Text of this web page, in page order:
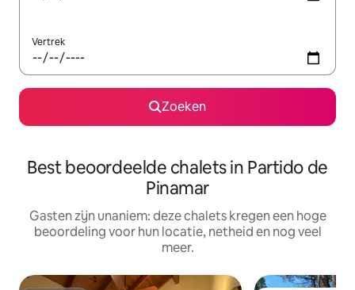
Vertrek
Zoeken
Best beoordeelde chalets in Partido de
Pinamar
Gasten zijn unaniem: deze chalets kregen een hoge
beoordeling voor hun locatie, netheid en nog veel
meer.